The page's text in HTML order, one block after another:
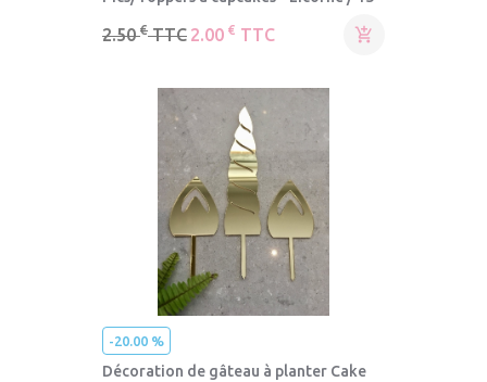
2.50€ TTC 2.00 € TTC 
-20.00 %
Décoration de gâteau à planter Cake